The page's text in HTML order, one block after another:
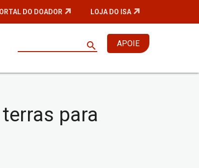
DO DOADOR LOJA DO ISA
search APOIE
para